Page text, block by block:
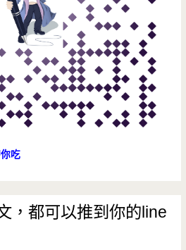
吃
，都可以推到你的line